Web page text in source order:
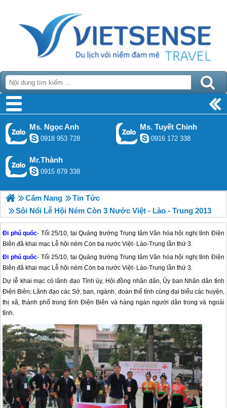
Ms. Ngọc Anh
0918 953 728
Ms. Tuyết Chinh
0916 172 338
Mr.Thành
0915 879 338
Cẩm Nang
Tin Tức
Sôi Nổi Lễ Hội Ném Còn 3 Nước Việt - Lào - Trung 2013
Đi phú quốc- Tối 25/10, tại Quảng trường Trung tâm Văn hóa hội nghị tỉnh Điện
Biên đã khai mạc Lễ hội ném Còn ba nước Việt- Lào-Trung lần thứ 3.
Đi phú quốc- Tối 25/10, tại Quảng trường Trung tâm Văn hóa hội nghị tỉnh Điện
Biên đã khai mạc Lễ hội ném Còn ba nước Việt- Lào-Trung lần thứ 3.
Dự lễ khai mạc có lãnh đạo Tỉnh ủy, Hội đồng nhân dân, Ủy ban Nhân dân tỉnh
Điện Biên; Lãnh đạo các Sở, ban, ngành, đoàn thể tỉnh cùng đại biểu các huyện,
thị xã, thành phố trong tỉnh Điện Biên và hàng ngàn người dân trong và ngoài
tỉnh.